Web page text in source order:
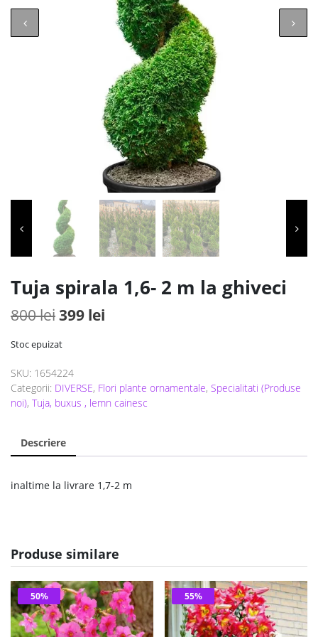
Tuja spirala 1,6- 2 m la ghiveci
800leiPrețul
inițial
fost:
800 lei.
399 lei
399 lei.
Stoc epuizat
SKU: 1654224
Categorii: DIVERSE, Flori plante ornamentale, Specialitati (Produse
noi), Tuja, buxus , lemn cainesc
Descriere
inaltime la livrare 1,7-2 m
Produse similare
50% 55%